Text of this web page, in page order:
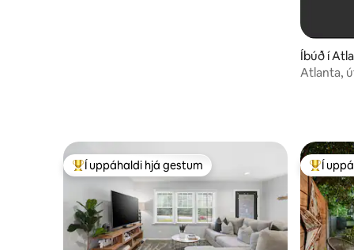
Íbúð í
Atlanta,
Í mestu uppáhaldi hjá gestum
Í uppáhaldi hjá gestum Í mestu
Í